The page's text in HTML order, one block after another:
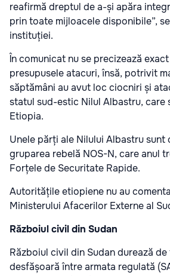
reafirmă dreptul de a-și apăra
prin toate mijloacele disponibile”,
instituției.
În comunicat nu se precizează
presupusele atacuri, însă, potrivit
săptămâni au avut loc ciocniri și
statul sud-estic Nilul Albastru, care
Etiopia.
Unele părți ale Nilului Albastru
gruparea rebelă NOS-N, care anul
Forțele de Securitate Rapide.
Autoritățile etiopiene nu au
Ministerului Afacerilor Externe al
Războiul civil din Sudan
Războiul civil din Sudan durează de
desfășoară între armata regulată